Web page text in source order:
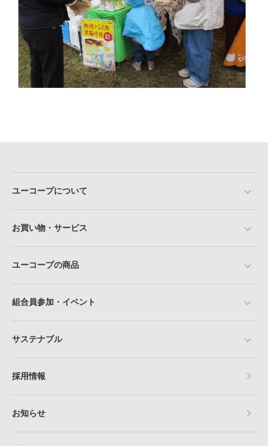
ユーコープについて
お買い物・サービス
ユーコープの商品
組合員参加・イベント
サステナブル
採用情報
お知らせ